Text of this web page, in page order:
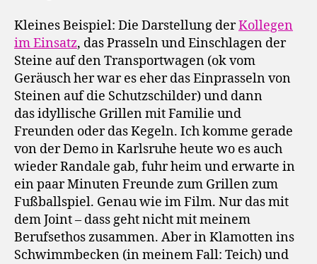
Kleines Beispiel: Die Darstellung derKollegen
im Einsatz, das Prasseln und Einschlagen der
Steine auf den Transportwagen (ok vom
Geräusch her war es eher das Einprasseln von
Steinen auf die Schutzschilder) und dann
das idyllische Grillen mit Familie und
Freunden oder das Kegeln. Ich komme gerade
von der Demo in Karlsruhe heute wo es auch
wieder Randale gab, fuhr heim und erwarte in
ein paar Minuten Freunde zum Grillen zum
Fußballspiel. Genau wie im Film. Nur das mit
dem Joint – dass geht nicht mit meinem
Berufsethos zusammen. Aber in Klamotten ins
Schwimmbecken (in meinem Fall: Teich) und